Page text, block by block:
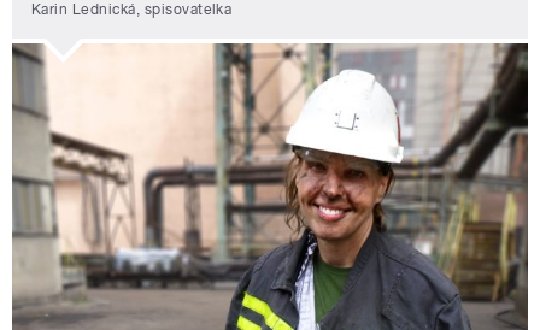
Karin Lednická, spisovatelka